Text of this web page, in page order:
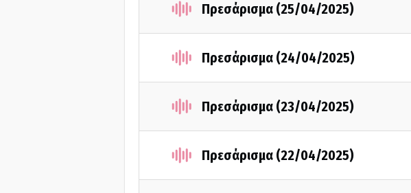
Πρεσάρισμα (25/04/2025)
Πρεσάρισμα (24/04/2025)
Πρεσάρισμα (23/04/2025)
Πρεσάρισμα (22/04/2025)